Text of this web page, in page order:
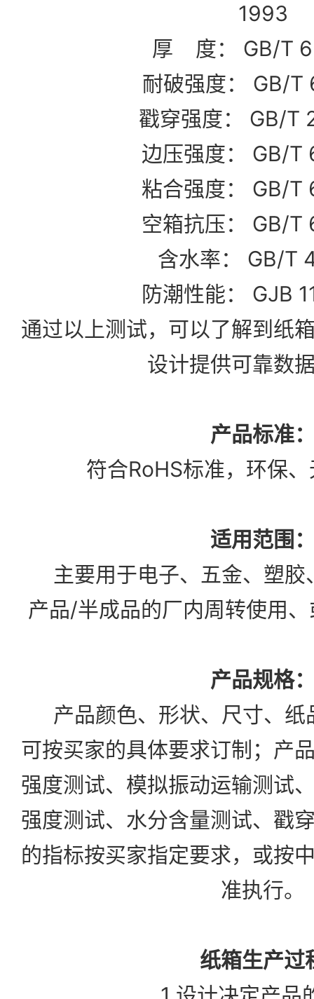
1993
厚 度： GB/T
耐破强度： GB/T
戳穿强度： GB/T
边压强度： GB/T
粘合强度： GB/T
空箱抗压： GB/T
含水率： GB/T
防潮性能： GJB
通过以上测试，可以了解到纸
设计提供可靠数
产品标准
符合RoHS标准，环保
适用范围
主要用于电子、五金、塑胶
产品/半成品的厂内周转使用
产品规格
产品颜色、形状、尺寸、纸
可按买家的具体要求订制；产
强度测试、模拟振动运输测试
强度测试、水分含量测试、戳
的指标按买家指定要求，或按
准执行。
纸箱生产过